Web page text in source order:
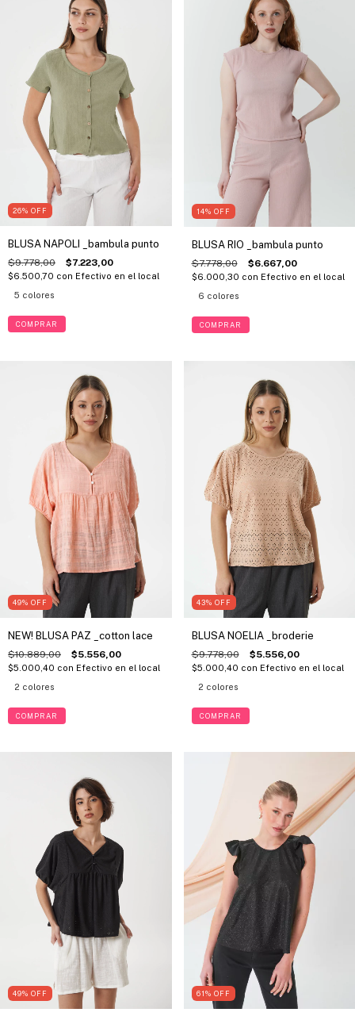
26% OFF
BLUSA NAPOLI _bambula punto
$9.778,00 $7.223,00
$6.500,70 con Efectivo en el local
5 colores
COMPRAR
14% OFF
BLUSA RIO _bambula punto
$7.778,00 $6.667,00
$6.000,30 con Efectivo en el local
6 colores
COMPRAR
49% OFF
NEW! BLUSA PAZ _cotton lace
$10.889,00 $5.556,00
$5.000,40 con Efectivo en el local
2 colores
COMPRAR
43% OFF
BLUSA NOELIA _broderie
$9.778,00 $5.556,00
$5.000,40 con Efectivo en el local
2 colores
COMPRAR
49% OFF 61% OFF